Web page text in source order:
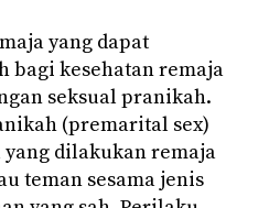
yang dapat
bagi kesehatan remaja
seksual pranikah.
(premarital sex)
dilakukan remaja
teman sesama jenis